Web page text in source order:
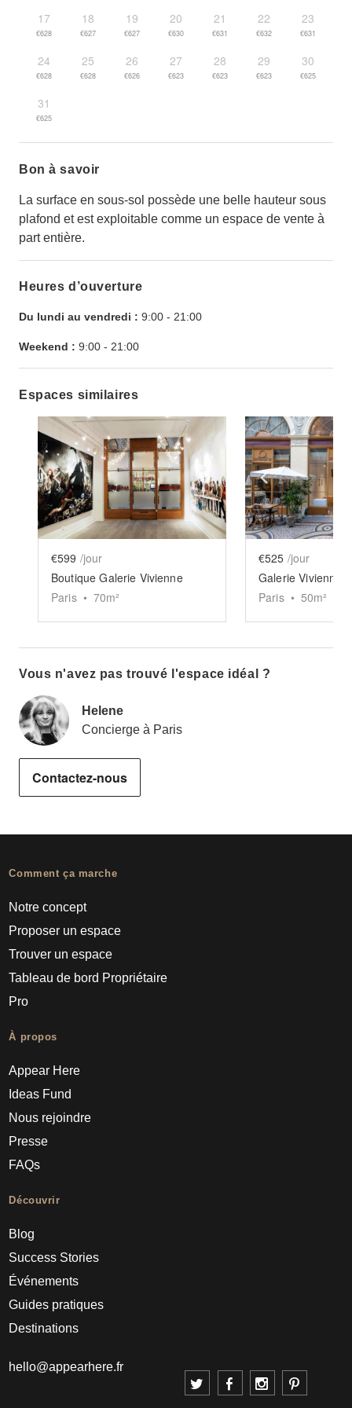
17
€628
18
€627
19
€627
20
€630
21
€631
22
€632
23
€631
24
€628
25
€628
26
€626
27
€623
28
€623
29
€623
30
€625
31
€625
Bon à savoir
La surface en sous-sol possède une belle hauteur sous
plafond et est exploitable comme un espace de vente à
part entière.
Heures d’ouverture
Du lundi au vendredi : 9:00 - 21:00
Weekend : 9:00 - 21:00
Espaces similaires
Show previous slide Show next slide
€599 /jour
Boutique Galerie Vivienne
Paris • 70m²
Show
€525 /jour
Paris • 50m²
Vous n'avez pas trouvé l'espace idéal ?
Helene
Concierge à Paris
Contactez-nous
Comment ça marche
Notre concept
Proposer un espace
Trouver un espace
Tableau de bord Propriétaire
Pro
À propos
Appear Here
Ideas Fund
Nous rejoindre
Presse
FAQs
Découvrir
Blog
Success Stories
Événements
Guides pratiques
Destinations
hello@appearhere.fr